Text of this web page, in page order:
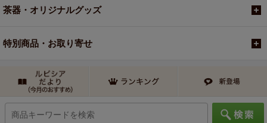
茶器・オリジナルグッズ
特別商品・お取り寄せ